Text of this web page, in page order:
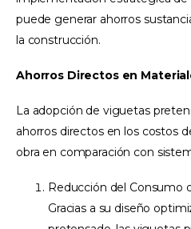
puede generar ahorros
la construcción.
Ahorros Directos en
La adopción de viguetas
ahorros directos en los costos
obra en comparación con
Reducción del Consumo
Gracias a su diseño